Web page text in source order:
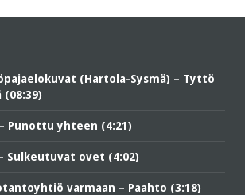
(Hartola-Sysmä) – Tyttö
Punottu yhteen (4:21)
Sulkeutuvat ovet (4:02)
varmaan – Paahto (3:18)